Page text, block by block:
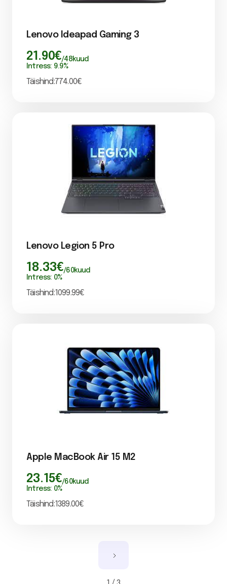
Lenovo Ideapad Gaming 3
21.90€/48kuud
Intress: 9.9%
Täishind:774.00€
Lenovo Legion 5 Pro
18.33€/60kuud
Intress: 0%
Täishind:1099.99€
Apple MacBook Air 15 M2
23.15€/60kuud
Intress: 0%
Täishind:1389.00€